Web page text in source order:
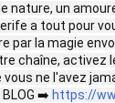
nature, un
a tout pour
par la magie
chaîne,
ne l'avez
➡️ https://